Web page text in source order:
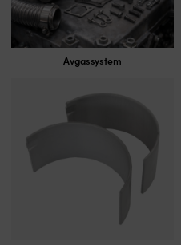
Avgassystem